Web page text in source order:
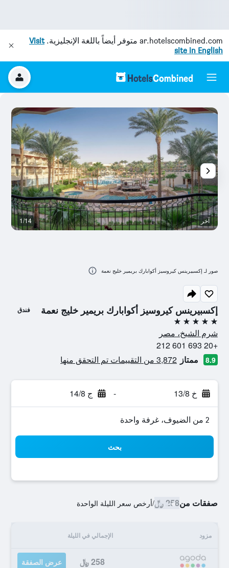
ar.hotelscombined.com متوفر أيضاً باللغة الإنجليزية.Visit
site in English
إكسبيرينس كيروسيز أكوابارك بريمير خليج نعمة فندق
5 نجوم
شرم الشيخ، مصر
+20 693 601 212
8.9 ممتاز 3,872 من التقييمات تم التحقق منها
خ 13/8 - ج 14/8
2 من الضيوف، غرفة واحدة
بحث
صفقات من258 ﷼ /أرخص سعر الليلة الواحدة
مزود الإجمالي في الليلة
258 ﷼ عرض الصفقة
آخر 1/14
صور لـ إكسبيرينس كيروسيز أكوابارك بريمير خليج نعمة